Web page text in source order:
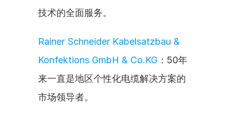
技术的全面服务。
Rainer Schneider Kabelsatzbau &
Konfektions GmbH & Co.KG ：50年
来一直是地区个性化电缆解决方案的
市场领导者。